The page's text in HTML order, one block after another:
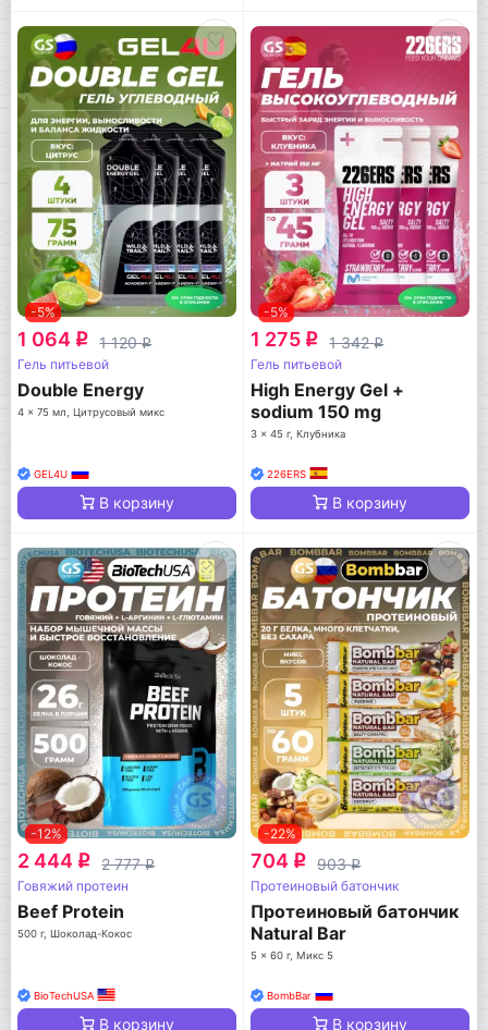
-5%
1 064 q 1 120q
Гель питьевой
Double Energy
4 x 75 мл, Цитрусовый микс
GEL4U
В корзину
-5%
1 275 q 1 342q
Гель питьевой
High Energy Gel +
sodium 150 mg
3 x 45 г, Клубника
226ERS
В корзину
-12%
2 444 q 2 777q
Говяжий протеин
Beef Protein
500 г, Шоколад-Кокос
BioTechUSA
В корзину
-22%
704 q 903q
Протеиновый батончик
Протеиновый батончик
Natural Bar
5 x 60 г, Микс 5
BombBar
В корзину